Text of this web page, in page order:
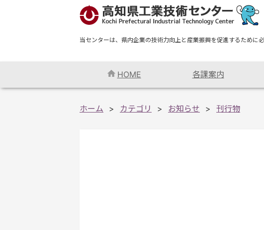
当センターは、県内企業の技術力向上と産業振興を促進するために
HOME 各課案内
ホーム カテゴリ お知らせ 刊行物